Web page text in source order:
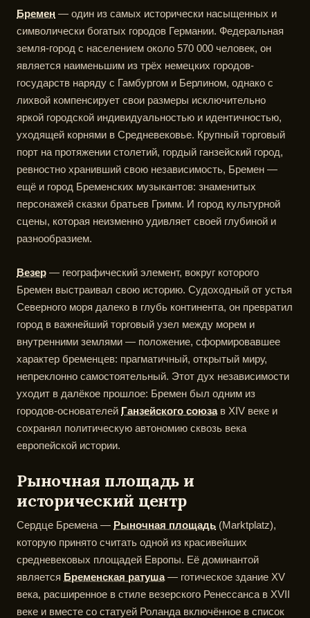
Бремен — один из самых исторически насыщенных и
символически богатых городов Германии. Федеральная
земля-город с населением около 570 000 человек, он
является наименьшим из трёх немецких городов-
государств наряду с Гамбургом и Берлином, однако с
лихвой компенсирует свои размеры исключительно
яркой городской индивидуальностью и идентичностью,
уходящей корнями в Средневековье. Крупный торговый
порт на протяжении столетий, гордый ганзейский город,
ревностно хранивший свою независимость, Бремен —
ещё и город Бременских музыкантов: знаменитых
персонажей сказки братьев Гримм. И город культурной
сцены, которая неизменно удивляет своей глубиной и
разнообразием.
Везер — географический элемент, вокруг которого
Бремен выстраивал свою историю. Судоходный от устья
Северного моря далеко в глубь континента, он превратил
город в важнейший торговый узел между морем и
внутренними землями — положение, сформировавшее
характер бременцев: прагматичный, открытый миру,
непреклонно самостоятельный. Этот дух независимости
уходит в далёкое прошлое: Бремен был одним из
городов-основателей Ганзейского союзав XIV веке и
сохранял политическую автономию сквозь века
европейской истории.
Рыночная площадь и
исторический центр
Сердце Бремена — Рыночная площадь (Marktplatz),
которую принято считать одной из красивейших
средневековых площадей Европы. Её доминантой
является Бременская ратуша— готическое здание XV
века, расширенное в стиле везерского Ренессанса в XVII
веке и вместе со статуей Роланда включённое в список